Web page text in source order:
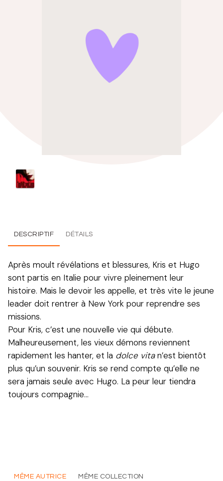
DESCRIPTIF DÉTAILS
Après moult révélations et blessures, Kris et Hugo
sont partis en Italie pour vivre pleinement leur
histoire. Mais le devoir les appelle, et très vite le jeune
leader doit rentrer à New York pour reprendre ses
missions.
Pour Kris, c’est une nouvelle vie qui débute.
Malheureusement, les vieux démons reviennent
rapidement les hanter, et la dolce vitan’est bientôt
plus qu’un souvenir. Kris se rend compte qu’elle ne
sera jamais seule avec Hugo. La peur leur tiendra
toujours compagnie…
MÊME AUTRICE MÊME COLLECTION